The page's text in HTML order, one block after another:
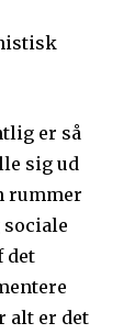
er så
sig ud
rummer
det
alt er det